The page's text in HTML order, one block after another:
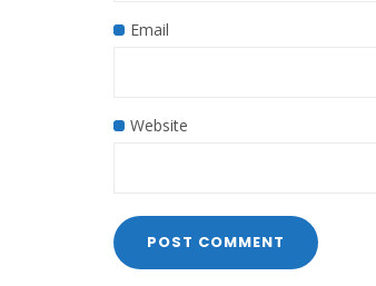
Email
Website